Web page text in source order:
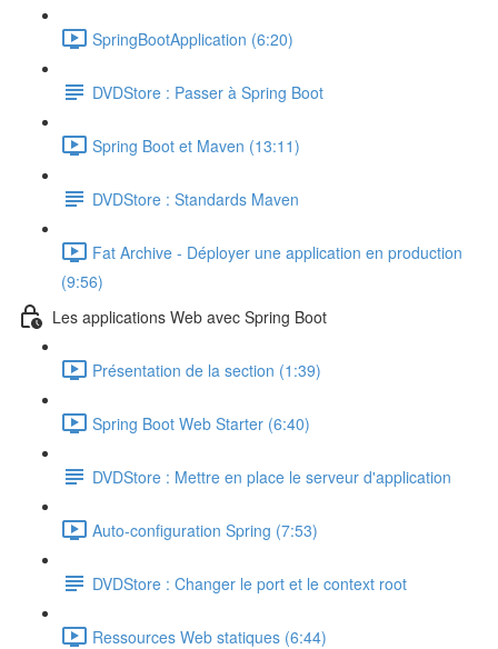
SpringBootApplication (6:20)
DVDStore : Passer à Spring Boot
Spring Boot et Maven (13:11)
DVDStore : Standards Maven
Fat Archive - Déployer une application en production
(9:56)
Les applications Web avec Spring Boot
Présentation de la section (1:39)
Spring Boot Web Starter (6:40)
DVDStore : Mettre en place le serveur d'application
Auto-configuration Spring (7:53)
DVDStore : Changer le port et le context root
Ressources Web statiques (6:44)